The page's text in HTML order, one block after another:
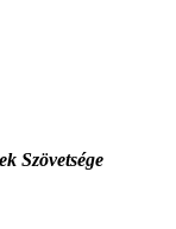
Szövetsége